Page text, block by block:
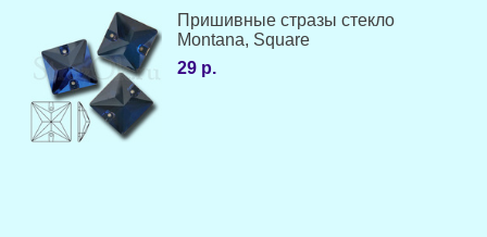
Пришивные стразы стекло
Montana, Square
29 р.